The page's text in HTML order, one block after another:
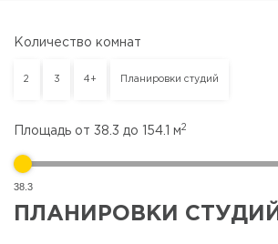
Количество комнат
2 3 4+ Планировки студий
Площадь от 38.3 до 154.1 м2
38.3
ПЛАНИРОВКИ СТУДИЙ